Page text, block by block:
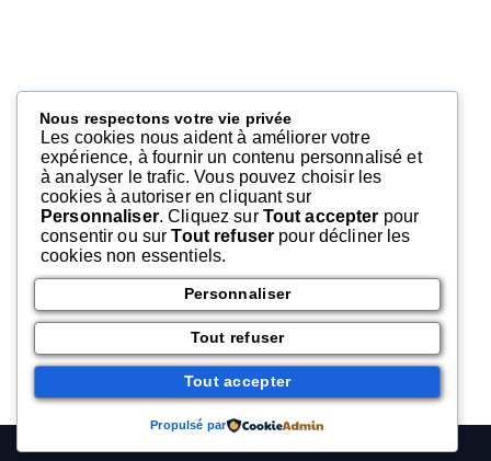
Nous respectons votre vie privée
Les cookies nous aident à améliorer votre
expérience, à fournir un contenu personnalisé et
à analyser le trafic. Vous pouvez choisir les
cookies à autoriser en cliquant sur
Personnaliser. Cliquez sur Tout accepter pour
consentir ou surTout refuser pour décliner les
cookies non essentiels.
Personnaliser
Tout refuser
Tout accepter
Propulsé par